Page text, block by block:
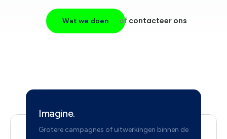
Wat we doen of contacteer ons
Imagine.
Grotere campagnes of uitwerkingen binnen de